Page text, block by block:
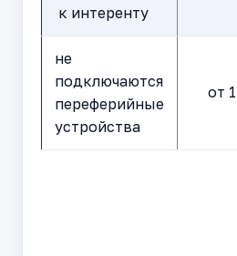
к интеренту
не
подключаются
переферийные
устройства
от 1